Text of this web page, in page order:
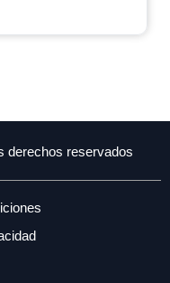
derechos reservados